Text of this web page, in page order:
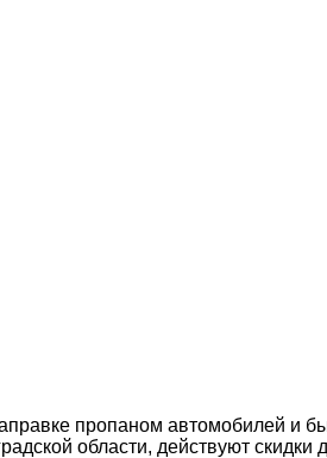
пропаном автомобилей и
области, действуют скидки